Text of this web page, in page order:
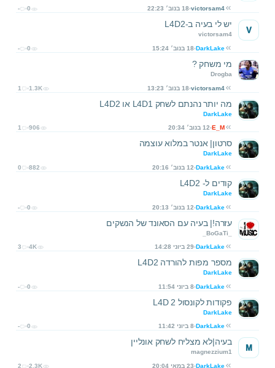
victorsam4 18 בנוב׳ 22:23 - 0
יש לי בעיה ב-L4D2
victorsam4
DarkLake 18 בנוב׳ 15:24 - 0
V
מי משחק ?
Drogba
victorsam4 18 בנוב׳ 13:23 1 1.3K
מה יותר נהנתם לשחק L4D1 או L4D2
DarkLake
E_M 12 בנוב׳ 20:34 1 906
סרטון| אנטר במלוא עוצמה
DarkLake
DarkLake 12 בנוב׳ 20:16 0 882
קודים ל- L4D2
DarkLake
DarkLake 12 בנוב׳ 20:13 - 0
עזרה!| בעיה עם הסאונד של הנשקים
_BoGaTi_
DarkLake 29 ביוני 14:28 3 4K
מספר מפות להורדה L4D2
DarkLake
DarkLake 8 ביוני 11:54 - 0
פקודות לקונסול L4D 2
DarkLake
DarkLake 8 ביוני 11:42 - 0
בעיה|לא מצליח לשחק אונליין
magnezzium1
DarkLake 23 במאי 20:04 2 2.3K
M